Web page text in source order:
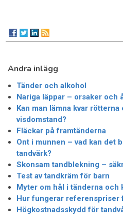
Andra inlägg
Tänder och alkohol
Nariga läppar – orsaker och
Kan man lämna kvar
visdomstand?
Fläckar på framtänderna
Ont i munnen – vad kan det
tandvärk?
Skonsam tandblekning –
Test av tandkräm för barn
Myter om hål i tänderna och
Hur fungerar referenspriser
Högkostnadsskydd för